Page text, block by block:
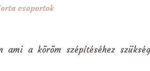
csoportok
a köröm szépítéséhez